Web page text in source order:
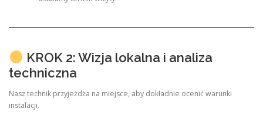
KROK 2: Wizja lokalna i analiza
techniczna
Nasz technik przyjeżdża na miejsce, aby dokładnie ocenić warunki
instalacji.